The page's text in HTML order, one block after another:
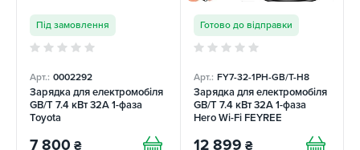
Під замовлення
Арт.: 0002292
Зарядка для електромобіля
GB/T 7.4 кВт 32A 1-фаза
Toyota
7 800 ₴
Готово до відправки
Арт.: FY7-32-1PH-GB/T-H8
Зарядка для електромобіля
GB/T 7.4 кВт 32A 1-фаза
Hero Wi-Fi FEYREE
12 899 ₴